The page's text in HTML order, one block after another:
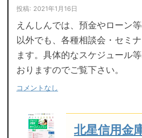
投稿: 2021年1月16日
えんしんでは、預金やローン
以外でも、各種相談会・セミ
ます。具体的なスケジュール
おりますのでご覧下さい。
コメントなし
北星信用金